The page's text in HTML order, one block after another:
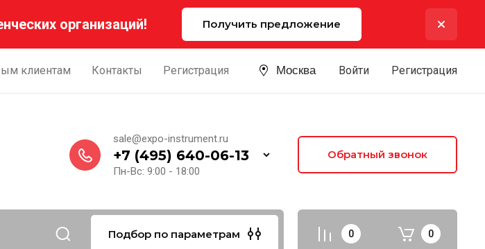
организаций! Получить предложение
клиентам Контакты Регистрация Москва Войти Регистрация
sale@expo-instrument.ru
+7 (495) 640-06-13
Пн-Вс: 9:00 - 18:00
Обратный звонок
Подбор по параметрам 0 0